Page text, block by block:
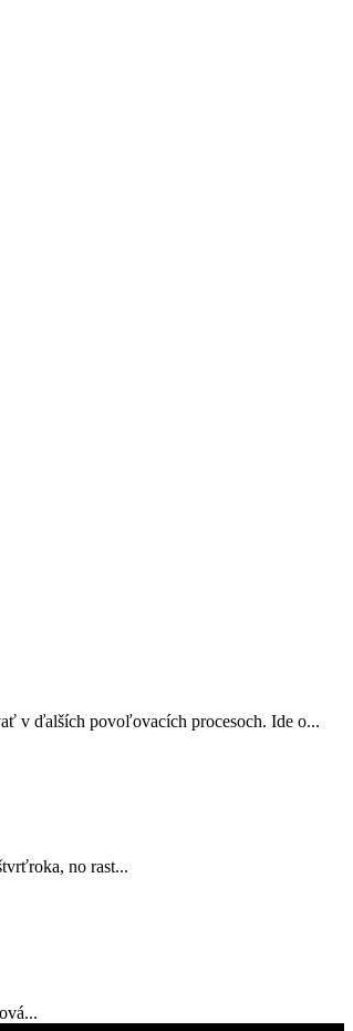
v ďalších povoľovacích procesoch. Ide o...
no rast...